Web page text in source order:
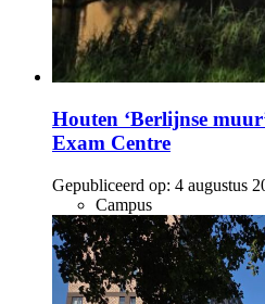
Houten ‘Berlijnse
Exam Centre
Gepubliceerd op: 4 augustus
Campus